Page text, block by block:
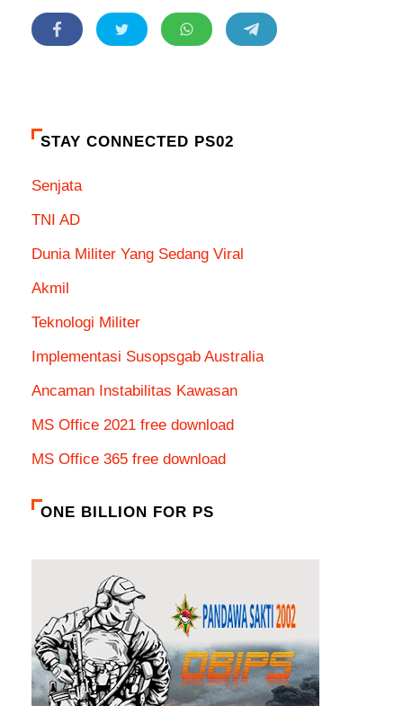
STAY CONNECTED PS02
Senjata
TNI AD
Dunia Militer Yang Sedang Viral
Akmil
Teknologi Militer
Implementasi Susopsgab Australia
Ancaman Instabilitas Kawasan
MS Office 2021 free download
MS Office 365 free download
ONE BILLION FOR PS